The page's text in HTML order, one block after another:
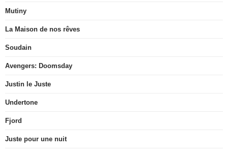
Mutiny
La Maison de nos rêves
Soudain
Avengers: Doomsday
Justin le Juste
Undertone
Fjord
Juste pour une nuit